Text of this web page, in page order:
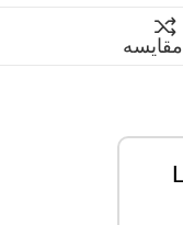
مقایسه